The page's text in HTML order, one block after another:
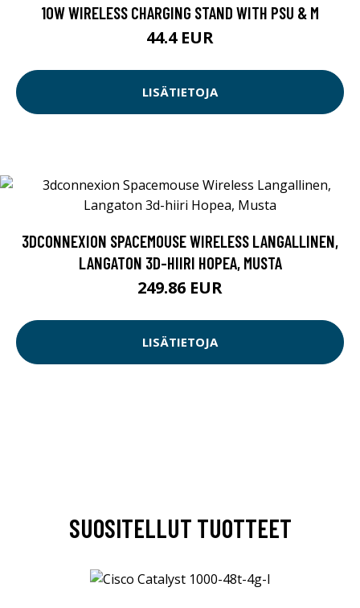
10W WIRELESS CHARGING STAND WITH PSU & M
44.4 EUR
LISÄTIETOJA
3DCONNEXION SPACEMOUSE WIRELESS LANGALLINEN,
LANGATON 3D-HIIRI HOPEA, MUSTA
249.86 EUR
LISÄTIETOJA
SUOSITELLUT TUOTTEET